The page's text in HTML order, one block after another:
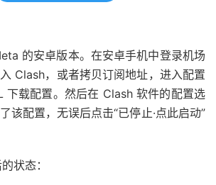
的安卓版本。在安卓手机中登录机场
Clash，或者拷贝订阅地址，进入配置
下载配置。然后在 Clash 软件的配置选
该配置，无误后点击“已停止·点此启动”
状态：